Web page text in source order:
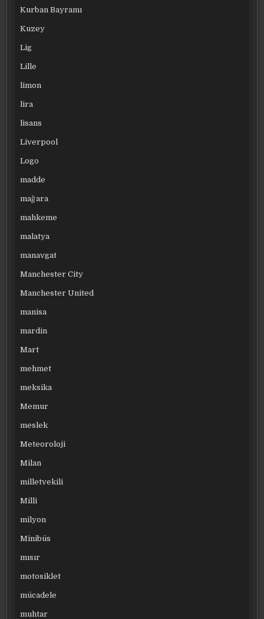
Kurban Bayramı
Kuzey
Lig
Lille
limon
lira
lisans
Liverpool
Logo
madde
mağara
mahkeme
malatya
manavgat
Manchester City
Manchester United
manisa
mardin
Mart
mehmet
meksika
Memur
meslek
Meteoroloji
Milan
milletvekili
Milli
milyon
Minibüs
mısır
motosiklet
mücadele
muhtar